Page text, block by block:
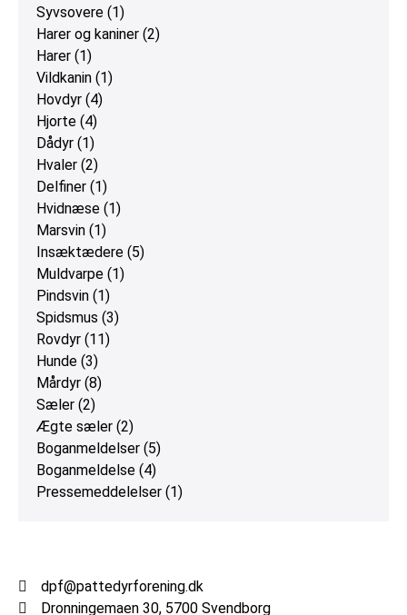
Syvsovere (1)
Harer og kaniner (2)
Harer (1)
Vildkanin (1)
Hovdyr (4)
Hjorte (4)
Dådyr (1)
Hvaler (2)
Delfiner (1)
Hvidnæse (1)
Marsvin (1)
Insæktædere (5)
Muldvarpe (1)
Pindsvin (1)
Spidsmus (3)
Rovdyr (11)
Hunde (3)
Mårdyr (8)
Sæler (2)
Ægte sæler (2)
Boganmeldelser (5)
Boganmeldelse (4)
Pressemeddelelser (1)
dpf@pattedyrforening.dk
Dronningemaen 30, 5700 Svendborg